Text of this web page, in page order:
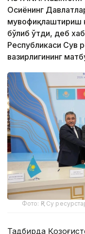
Осиёнинг
мувофиқлаштириш
бўлиб ўтди, деб
Республикаси Сув
вазирлигининг
Фото: ҚР Су
Тадбирда